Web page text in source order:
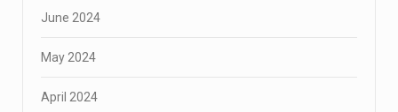
June 2024
May 2024
April 2024